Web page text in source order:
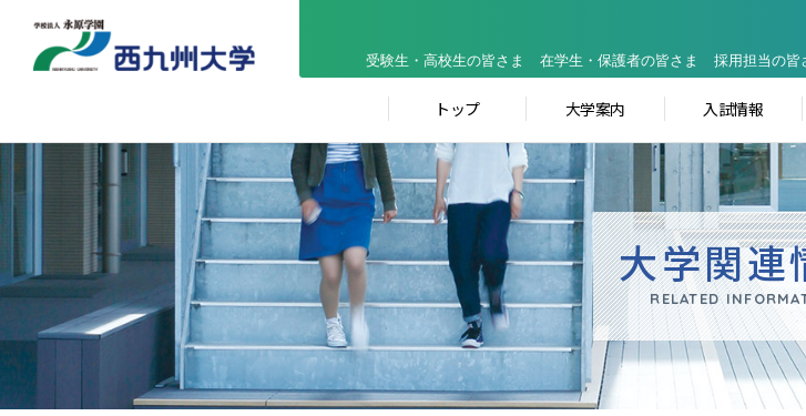
受験生・高校生の皆さま 在学生・保護者の皆さま 採用担当の皆
トップ 大学案内 入試情報
大学関連
RELATED